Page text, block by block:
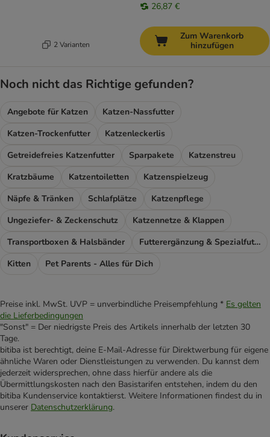
2 Varianten
26,87 €
Zum Warenkorb
hinzufügen
Noch nicht das Richtige gefunden?
Angebote für Katzen
Katzen-Nassfutter
Katzen-Trockenfutter
Katzenleckerlis
Getreidefreies Katzenfutter
Sparpakete
Katzenstreu
Kratzbäume
Katzentoiletten
Katzenspielzeug
Näpfe & Tränken
Schlafplätze
Katzenpflege
Ungeziefer- & Zeckenschutz
Katzennetze & Klappen
Transportboxen & Halsbänder
Futterergänzung & Spezialfutter
Kitten
Pet Parents - Alles für Dich
Preise inkl. MwSt. UVP = unverbindliche Preisempfehlung * Es gelten
die Lieferbedingungen
"Sonst" = Der niedrigste Preis des Artikels innerhalb der letzten 30
Tage.
bitiba ist berechtigt, deine E-Mail-Adresse für Direktwerbung für eigene
ähnliche Waren oder Dienstleistungen zu verwenden. Du kannst dem
jederzeit widersprechen, ohne dass hierfür andere als die
Übermittlungskosten nach den Basistarifen entstehen, indem du den
bitiba Kundenservice kontaktierst. Weitere Informationen findest du in
unserer Datenschutzerklärung.